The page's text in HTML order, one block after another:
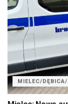
MIELEC/